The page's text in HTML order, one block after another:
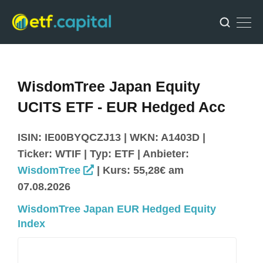
WisdomTree Japan Equity
UCITS ETF - EUR Hedged Acc
ISIN: IE00BYQCZJ13 | WKN: A1403D |
Ticker: WTIF | Typ: ETF | Anbieter:
WisdomTree
| Kurs: 55,28€ am
07.08.2026
WisdomTree Japan EUR Hedged Equity
Index